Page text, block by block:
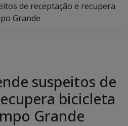
de receptação e recupera
Grande
suspeitos de
bicicleta
Grande